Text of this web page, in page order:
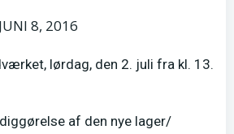
JUNI 8, 2016
lørdag, den 2. juli fra kl. 13.
af den nye lager/